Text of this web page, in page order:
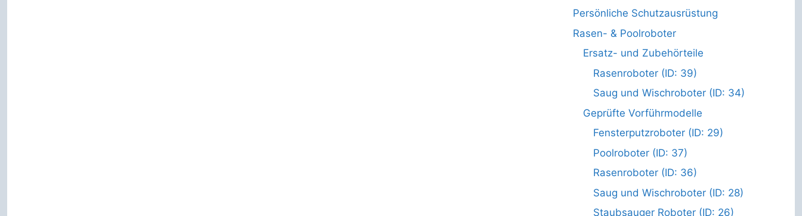
Persönliche Schutzausrüstung
Rasen- & Poolroboter
Ersatz- und Zubehörteile
Rasenroboter (ID: 39)
Saug und Wischroboter (ID: 34)
Geprüfte Vorführmodelle
Fensterputzroboter (ID: 29)
Poolroboter (ID: 37)
Rasenroboter (ID: 36)
Saug und Wischroboter (ID: 28)
Staubsauger Roboter (ID: 26)